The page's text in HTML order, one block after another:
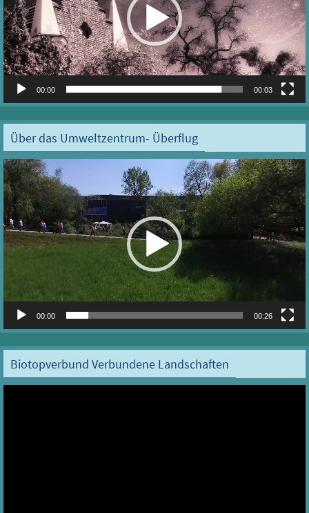
00:00 00:03
Über das Umweltzentrum- Überflug
Video-
Player
00:00 00:26
Biotopverbund Verbundene Landschaften